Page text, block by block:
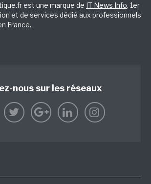
est une marque de IT News Info, 1er
et de services dédié aux professionnels
France.
nous sur les réseaux